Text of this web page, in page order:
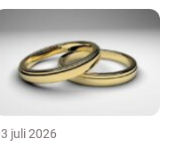
juli 2026